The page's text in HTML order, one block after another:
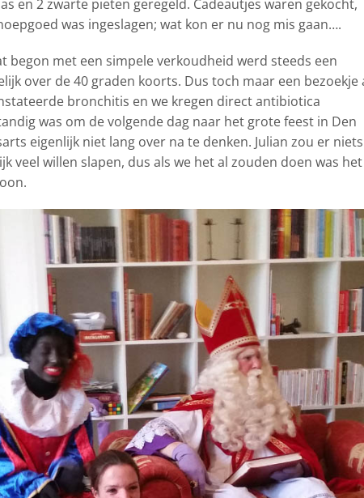
en 2 zwarte pieten geregeld. Cadeautjes waren gekocht,
was ingeslagen; wat kon er nu nog mis gaan….
begon met een simpele verkoudheid werd steeds een
over de 40 graden koorts. Dus toch maar een bezoekje
bronchitis en we kregen direct antibiotica
was om de volgende dag naar het grote feest in Den
eigenlijk niet lang over na te denken. Julian zou er niets
veel willen slapen, dus als we het al zouden doen was het